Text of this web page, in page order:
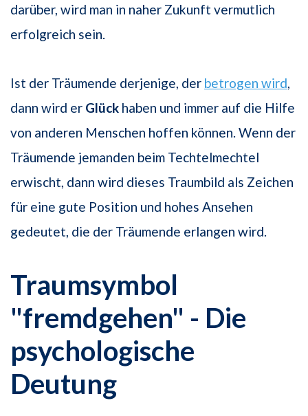
darüber, wird man in naher Zukunft vermutlich
erfolgreich sein.
Ist der Träumende derjenige, der betrogen wird
dann wird er Glück haben und immer auf die Hilfe
von anderen Menschen hoffen können. Wenn der
Träumende jemanden beim Techtelmechtel
erwischt, dann wird dieses Traumbild als Zeichen
für eine gute Position und hohes Ansehen
gedeutet, die der Träumende erlangen wird.
Traumsymbol
"fremdgehen" - Die
psychologische
Deutung